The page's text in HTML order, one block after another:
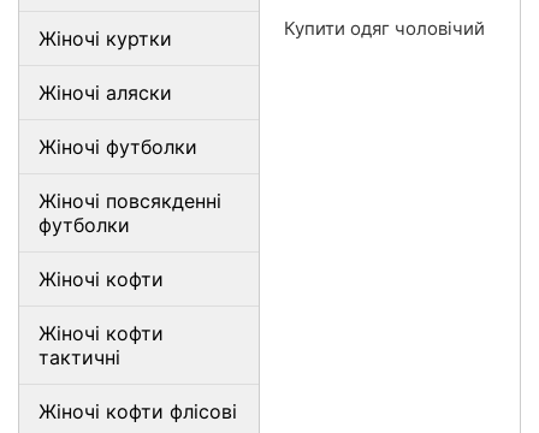
Жіночі куртки
Жіночі аляски
Жіночі футболки
Жіночі повсякденні
футболки
Жіночі кофти
Жіночі кофти
тактичні
Жіночі кофти флісові
Купити одяг чоловічий